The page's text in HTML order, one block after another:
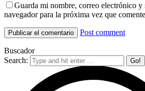
Guarda mi nombre, correo electrónico y
navegador para la próxima vez que
Post comment
Buscador
Search: